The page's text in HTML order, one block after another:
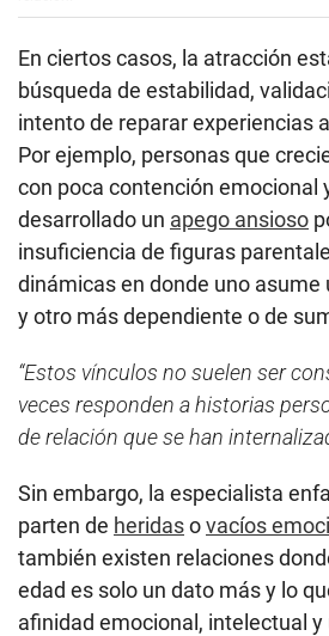
En ciertos casos, la atracción
búsqueda de estabilidad,
intento de reparar experiencias
Por ejemplo, personas que
con poca contención emocional
desarrollado un apego ansioso
insuficiencia de figuras
dinámicas en donde uno asume
y otro más dependiente o de
“Estos vínculos no suelen ser
veces responden a historias
de relación que se han
Sin embargo, la especialista
parten de heridasovacíos
también existen relaciones
edad es solo un dato más y lo
afinidad emocional, intelectual